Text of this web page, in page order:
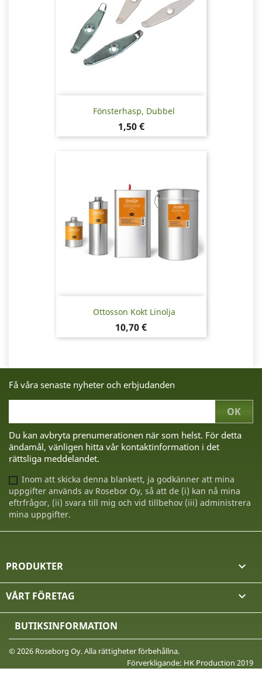
Fönsterhasp, Dubbel
Pris
1,50 €
Ottosson Kokt Linolja
Pris
10,70 €
Få våra senaste nyheter och erbjudanden
Du kan avbryta prenumerationen när som helst. För detta
ändamål, vänligen hitta vår kontaktinformation i det
rättsliga meddelandet.
Inom att skicka denna blankett, ja godkänner att mina
uppgifter används av Rosebor Oy, så att de (i) kan nå mina
eftrfrågor, (ii) svara till mig och vid tillbehov (iii) administrera
mina uppgifter.
PRODUKTER 
VÅRT FÖRETAG 
BUTIKSINFORMATION
© 2026 Roseborg Oy. Alla rättigheter förbehållna.
Förverkligande: HK Production 2019